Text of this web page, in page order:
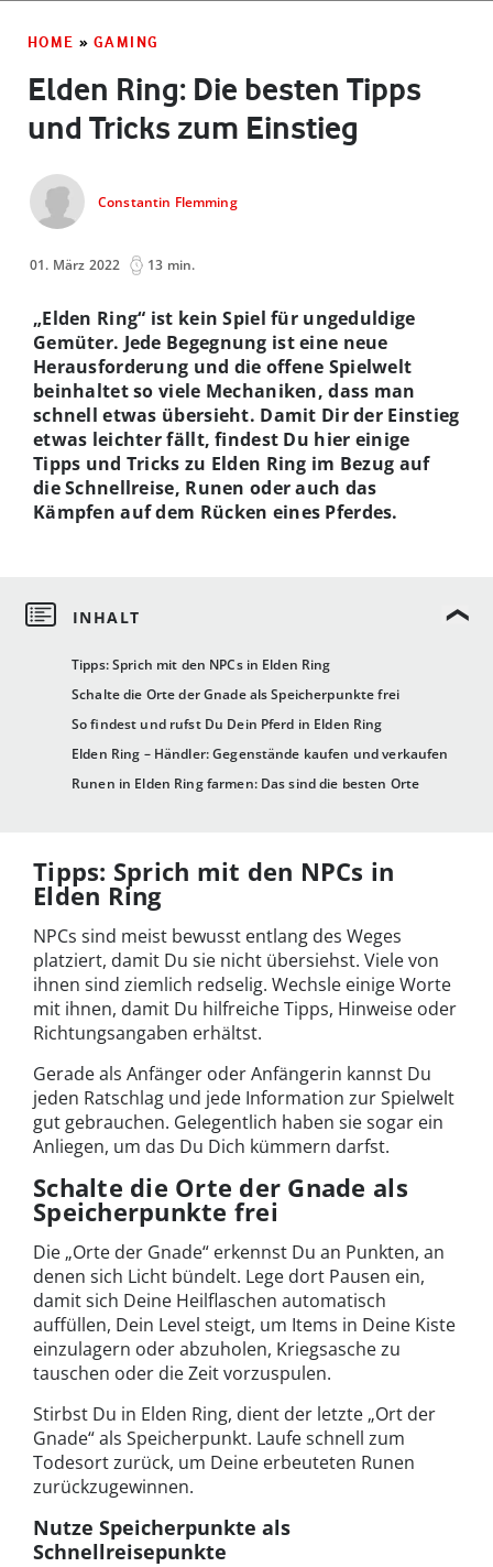
HOME » GAMING
Elden Ring: Die besten Tipps
und Tricks zum Einstieg
Constantin Flemming
01. März 2022 13 min.
Tipps: Sprich mit den NPCs in Elden Ring
Schalte die Orte der Gnade als Speicherpunkte frei
So findest und rufst Du Dein Pferd in Elden Ring
Elden Ring – Händler: Gegenstände kaufen und verkaufen
Runen in Elden Ring farmen: Das sind die besten Orte
„Elden Ring“ ist kein Spiel für ungeduldige
Gemüter. Jede Begegnung ist eine neue
Herausforderung und die offene Spielwelt
beinhaltet so viele Mechaniken, dass man
schnell etwas übersieht. Damit Dir der Einstieg
etwas leichter fällt, findest Du hier einige
Tipps und Tricks zu Elden Ring im Bezug auf
die Schnellreise, Runen oder auch das
Kämpfen auf dem Rücken eines Pferdes.
Tipps: Sprich mit den NPCs in
Elden Ring
NPCs sind meist bewusst entlang des Weges
platziert, damit Du sie nicht übersiehst. Viele von
ihnen sind ziemlich redselig. Wechsle einige Worte
mit ihnen, damit Du hilfreiche Tipps, Hinweise oder
Richtungsangaben erhältst.
Gerade als Anfänger oder Anfängerin kannst Du
jeden Ratschlag und jede Information zur Spielwelt
gut gebrauchen. Gelegentlich haben sie sogar ein
Anliegen, um das Du Dich kümmern darfst.
Schalte die Orte der Gnade als
Speicherpunkte frei
Die „Orte der Gnade“ erkennst Du an Punkten, an
denen sich Licht bündelt. Lege dort Pausen ein,
damit sich Deine Heilflaschen automatisch
auffüllen, Dein Level steigt, um Items in Deine Kiste
einzulagern oder abzuholen, Kriegsasche zu
tauschen oder die Zeit vorzuspulen.
Stirbst Du in Elden Ring, dient der letzte „Ort der
Gnade“ als Speicherpunkt. Laufe schnell zum
Todesort zurück, um Deine erbeuteten Runen
zurückzugewinnen.
Nutze Speicherpunkte als
Schnellreisepunkte